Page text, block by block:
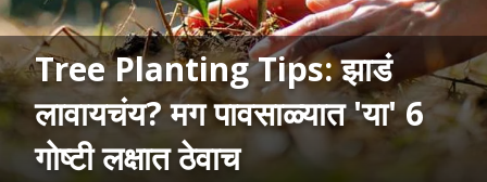
Tree Planting Tips: झाडं
लावायचंय? मग पावसाळ्यात 'या' 6
गोष्टी लक्षात ठेवाच